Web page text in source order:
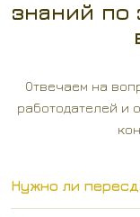
знаний по
Отвечаем на
работодателей и
Нужно ли